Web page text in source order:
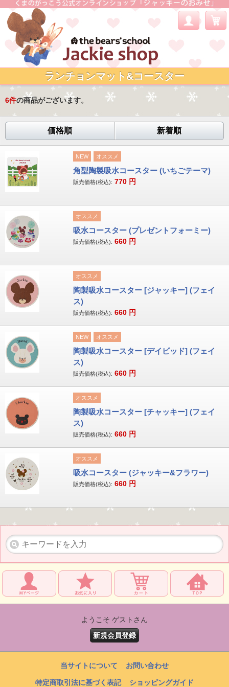
ランチョンマット&コースター
6件の商品がございます。
価格順 新着順
NEW オススメ
角型陶製吸水コースター (いちごテーマ)
販売価格(税込): 770 円
オススメ
吸水コースター (プレゼントフォーミー)
販売価格(税込): 660 円
オススメ
陶製吸水コースター [ジャッキー] (フェイ
ス)
販売価格(税込): 660 円
NEW オススメ
陶製吸水コースター [デイビッド] (フェイ
ス)
販売価格(税込): 660 円
オススメ
陶製吸水コースター [チャッキー] (フェイ
ス)
販売価格(税込): 660 円
オススメ
吸水コースター (ジャッキー&フラワー)
販売価格(税込): 660 円
ようこそ ゲストさん
新規会員登録
当サイトについて お問い合わせ
特定商取引法に基づく表記 ショッピングガイド